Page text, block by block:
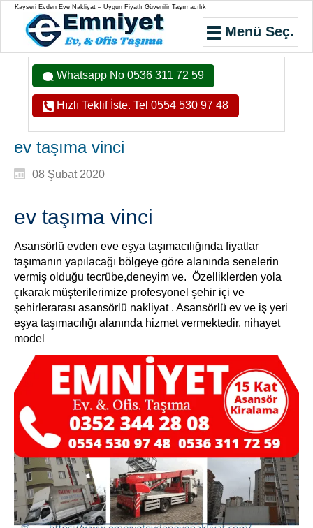
Kayseri Evden Eve Nakliyat – Uygun Fiyatlı Güvenilir Taşımacılık
Menü Seç.
Whatsapp No 0536 311 72 59
Hızlı Teklif İste. Tel 0554 530 97 48
ev taşıma vinci
08 Şubat 2020
ev taşıma vinci
Asansörlü evden eve eşya taşımacılığında fiyatlar
taşımanın yapılacağı bölgeye göre alanında senelerin
vermiş olduğu tecrübe,deneyim ve. Özelliklerden yola
çıkarak müşterilerimize profesyonel şehir içi ve
şehirlerarası asansörlü nakliyat . Asansörlü ev ve iş yeri
eşya taşımacılığı alanında hizmet vermektedir. nihayet
model